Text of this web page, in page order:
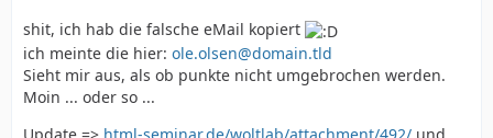
shit, ich hab die falsche eMail kopiert
ich meinte die hier: ole.olsen@domain.tld
Sieht mir aus, als ob punkte nicht umgebrochen werden.
Moin ... oder so ...
Update => html-seminar.de/woltlab/attachment/492/ und